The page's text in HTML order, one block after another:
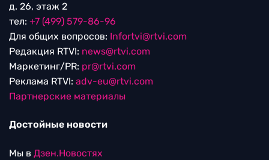
д. 26, этаж 2
тел: +7 (499) 579-86-96
Для общих вопросов: Infortvi@rtvi.com
Редакция RTVI: news@rtvi.com
Маркетинг/PR: pr@rtvi.com
Реклама RTVI: adv-eu@rtvi.com
Партнерские материалы
Достойные новости
Мы в Дзен.Новостях